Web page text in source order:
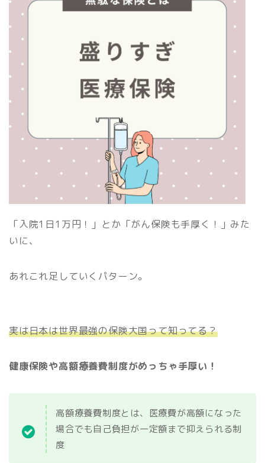
「入院1日1万円！」とか「がん保険も手厚く！」みた
いに、
あれこれ足していくパターン。
実は日本は世界最強の保険大国って知ってる？
健康保険や高額療養費制度がめっちゃ手厚い！
高額療養費制度とは、医療費が高額になった
場合でも自己負担が一定額まで抑えられる制
度